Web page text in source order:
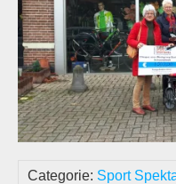
Categorie: Sport